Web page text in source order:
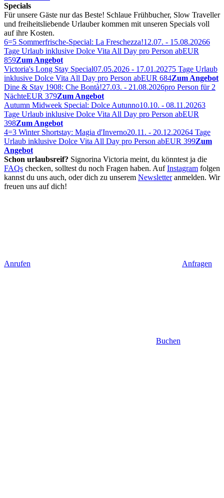
Specials
Für unsere Gäste nur das Beste! Schlaue Frühbucher, Slow Traveller
und freiheitsliebende Urlauber kommen mit unseren Specials voll
auf ihre Kosten.
6=5 Sommerfrische-Special: La Freschezza!12.07. - 15.08.20266
Tage Urlaub inklusive Dolce Vita All Day pro Person abEUR
859Zum Angebot
Victoria's Long Stay Special07.05.2026 - 17.01.20275 Tage Urlaub
inklusive Dolce Vita All Day pro Person abEUR 684Zum Angebot
Dine & Stay 1908: Che Bontà!27.03. - 21.08.2026pro Person für 2
NächteEUR 379Zum Angebot
Autumn Midweek Special: Dolce Autunno10.10. - 08.11.20263
Tage Urlaub inklusive Dolce Vita All Day pro Person abEUR
398Zum Angebot
4=3 Winter Shortstay: Magia d'Inverno20.11. - 20.12.20264 Tage
Urlaub inklusive Dolce Vita All Day pro Person abEUR 399Zum
Angebot
Schon urlaubsreif? Signorina Victoria meint, du könntest ja die
FAQs checken, solltest du noch Fragen haben. AufInstagram folgen
kannst du uns auch, oder dich zu unserem Newsletteranmelden. Wir
freuen uns auf dich!
Anrufen Anfragen
Buchen